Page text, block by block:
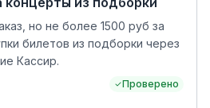
но не более 1500 руб за
билетов из подборки через
Кассир.
Проверено